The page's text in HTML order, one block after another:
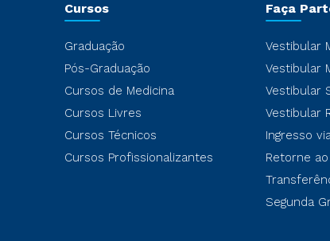
Cursos
Graduação
Pós-Graduação
Cursos de Medicina
Cursos Livres
Cursos Técnicos
Cursos Profissionalizantes
Faça
Vestibular
Vestibular
Vestibular
Vestibular
Ingresso
Retorne
Segunda